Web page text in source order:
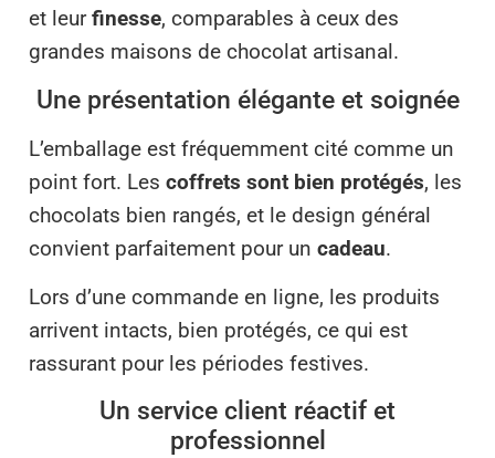
et leurfinesse, comparables à ceux des
grandes maisons de chocolat artisanal.
Une présentation élégante et soignée
L’emballage est fréquemment cité comme un
point fort. Les coffrets sont bien protégés, les
chocolats bien rangés, et le design général
convient parfaitement pour un cadeau.
Lors d’une commande en ligne, les produits
arrivent intacts, bien protégés, ce qui est
rassurant pour les périodes festives.
Un service client réactif et
professionnel